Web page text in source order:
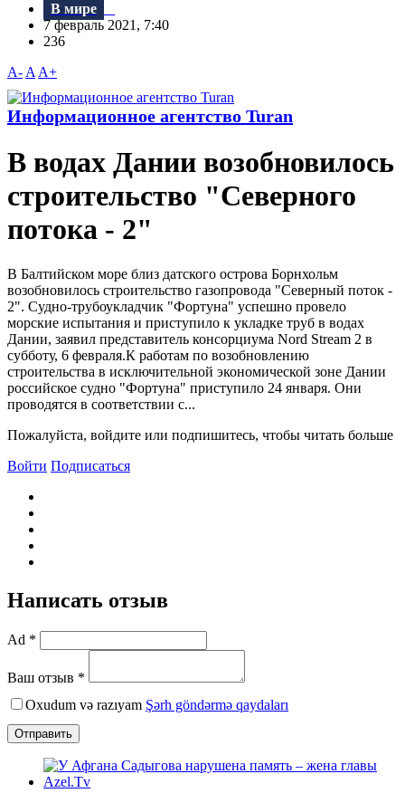
В мире
7 февраль 2021, 7:40
236
A- A A+
Информационное агентство Turan
В водах Дании возобновилось
строительство "Северного
потока - 2"
В Балтийском море близ датского острова Борнхольм
возобновилось строительство газопровода "Северный поток -
2". Судно-трубоукладчик "Фортуна" успешно провело
морские испытания и приступило к укладке труб в водах
Дании, заявил представитель консорциума Nord Stream 2 в
субботу, 6 февраля.К работам по возобновлению
строительства в исключительной экономической зоне Дании
российское судно "Фортуна" приступило 24 января. Они
проводятся в соответствии с...
Пожалуйста, войдите или подпишитесь, чтобы читать больше
Войти Подписаться
Написать отзыв
Ad *
Ваш отзыв *
Oxudum və razıyam Şərh göndərmə qaydaları
Отправить